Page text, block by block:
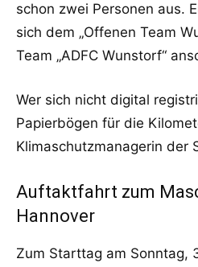
schon zwei Personen aus.
sich dem „Offenen Team
Team „ADFC Wunstorf“
Wer sich nicht digital
Papierbögen für die
Klimaschutzmanagerin der
Auftaktfahrt zum
Hannover
Zum Starttag am Sonntag,